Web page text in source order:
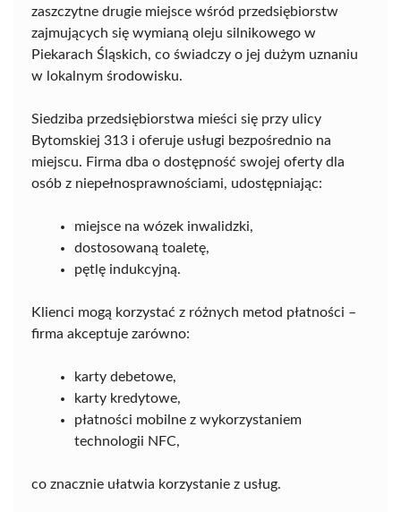
zaszczytne drugie miejsce wśród przedsiębiorstw
zajmujących się wymianą oleju silnikowego w
Piekarach Śląskich, co świadczy o jej dużym uznaniu
w lokalnym środowisku.
Siedziba przedsiębiorstwa mieści się przy ulicy
Bytomskiej 313 i oferuje usługi bezpośrednio na
miejscu. Firma dba o dostępność swojej oferty dla
osób z niepełnosprawnościami, udostępniając:
miejsce na wózek inwalidzki,
dostosowaną toaletę,
pętlę indukcyjną.
Klienci mogą korzystać z różnych metod płatności –
firma akceptuje zarówno:
karty debetowe,
karty kredytowe,
płatności mobilne z wykorzystaniem
technologii NFC,
co znacznie ułatwia korzystanie z usług.